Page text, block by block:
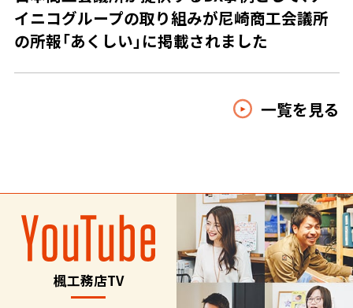
イニコグループの取り組みが尼崎商工会議所
の所報「あくしい」に掲載されました
一覧を見る
楓工務店TV